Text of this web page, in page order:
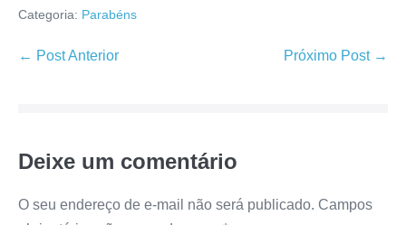
W
s
A
a
b
o
M
e
n
e
r i
Categoria: Parabéns
Navegação
← Post Anterior Próximo Post →
Deixe um comentário
O seu endereço de e-mail não será publicado. Campos